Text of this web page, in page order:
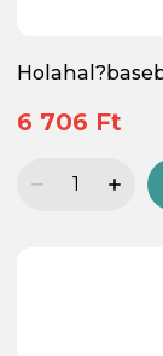
6 706 Ft